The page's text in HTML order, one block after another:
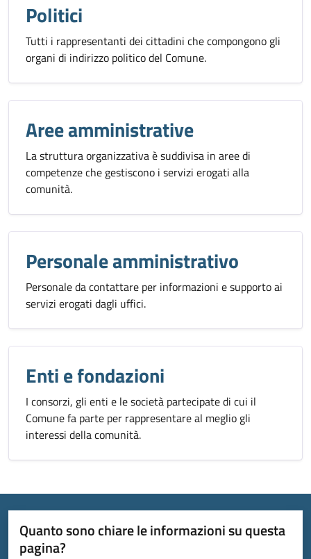
Politici
Tutti i rappresentanti dei cittadini che compongono gli
organi di indirizzo politico del Comune.
Aree amministrative
La struttura organizzativa è suddivisa in aree di
competenze che gestiscono i servizi erogati alla
comunità.
Personale amministrativo
Personale da contattare per informazioni e supporto ai
servizi erogati dagli uffici.
Enti e fondazioni
I consorzi, gli enti e le società partecipate di cui il
Comune fa parte per rappresentare al meglio gli
interessi della comunità.
Quanto sono chiare le informazioni su questa
pagina?